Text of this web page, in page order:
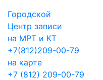
Городской
Центр записи
на МРТ и КТ
+7(812)209-00-79
на карте
+7 (812) 209-00-79